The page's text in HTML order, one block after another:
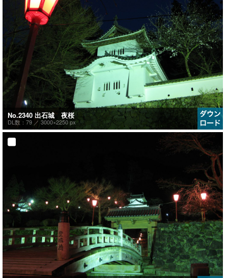
No.2340 出石城 夜桜
DL数：79 ／ 3000×2250 px